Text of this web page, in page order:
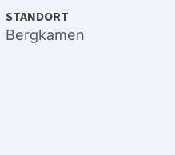
STANDORT
Bergkamen